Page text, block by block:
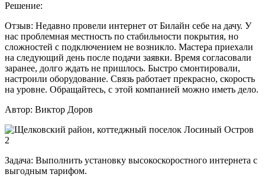
Решение:
Отзыв: Недавно провели интернет от Билайн себе на дачу. У
нас проблемная местность по стабильности покрытия, но
сложностей с подключением не возникло. Мастера приехали
на следующий день после подачи заявки. Время согласовали
заранее, долго ждать не пришлось. Быстро смонтировали,
настроили оборудование. Связь работает прекрасно, скорость
на уровне. Обращайтесь, с этой компанией можно иметь дело.
Автор: Виктор Доров
Задача: Выполнить установку высокоскоростного интернета с
выгодным тарифом.